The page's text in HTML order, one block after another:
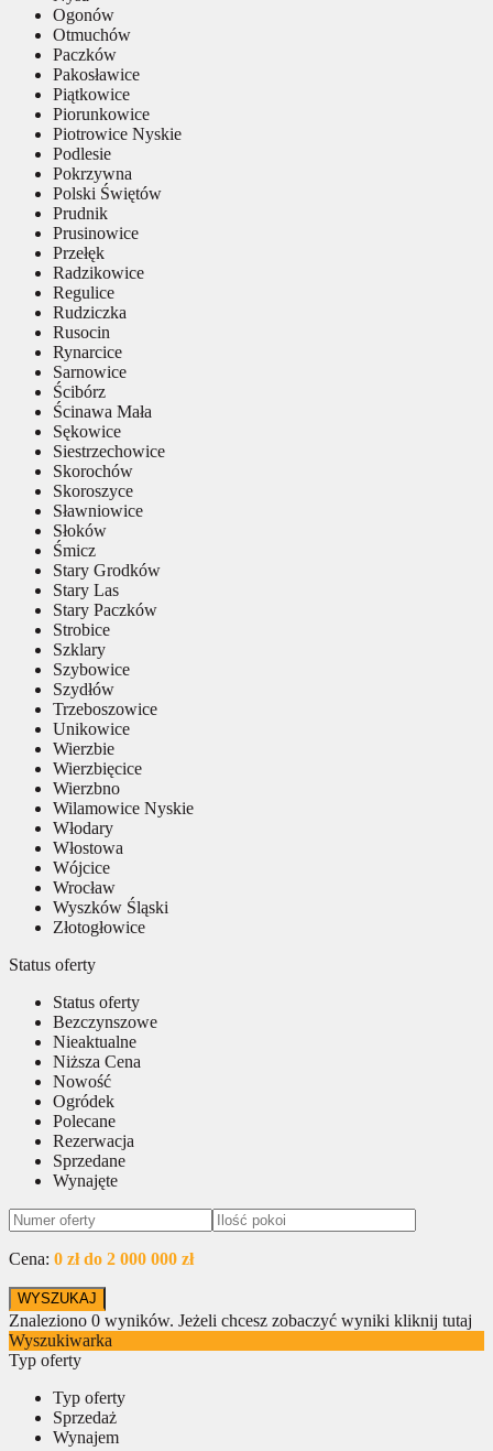
Ogonów
Otmuchów
Paczków
Pakosławice
Piątkowice
Piorunkowice
Piotrowice Nyskie
Podlesie
Pokrzywna
Polski Świętów
Prudnik
Prusinowice
Przełęk
Radzikowice
Regulice
Rudziczka
Rusocin
Rynarcice
Sarnowice
Ścibórz
Ścinawa Mała
Sękowice
Siestrzechowice
Skorochów
Skoroszyce
Sławniowice
Słoków
Śmicz
Stary Grodków
Stary Las
Stary Paczków
Strobice
Szklary
Szybowice
Szydłów
Trzeboszowice
Unikowice
Wierzbie
Wierzbięcice
Wierzbno
Wilamowice Nyskie
Włodary
Włostowa
Wójcice
Wrocław
Wyszków Śląski
Złotogłowice
Status oferty
Status oferty
Bezczynszowe
Nieaktualne
Niższa Cena
Nowość
Ogródek
Polecane
Rezerwacja
Sprzedane
Wynajęte
Cena: 0 zł do 2 000 000 zł
Znaleziono 0 wyników. Jeżeli chcesz zobaczyć wyniki kliknij tutaj
Wyszukiwarka
Typ oferty
Typ oferty
Sprzedaż
Wynajem